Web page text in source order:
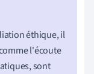
éthique, il
l'écoute
sont